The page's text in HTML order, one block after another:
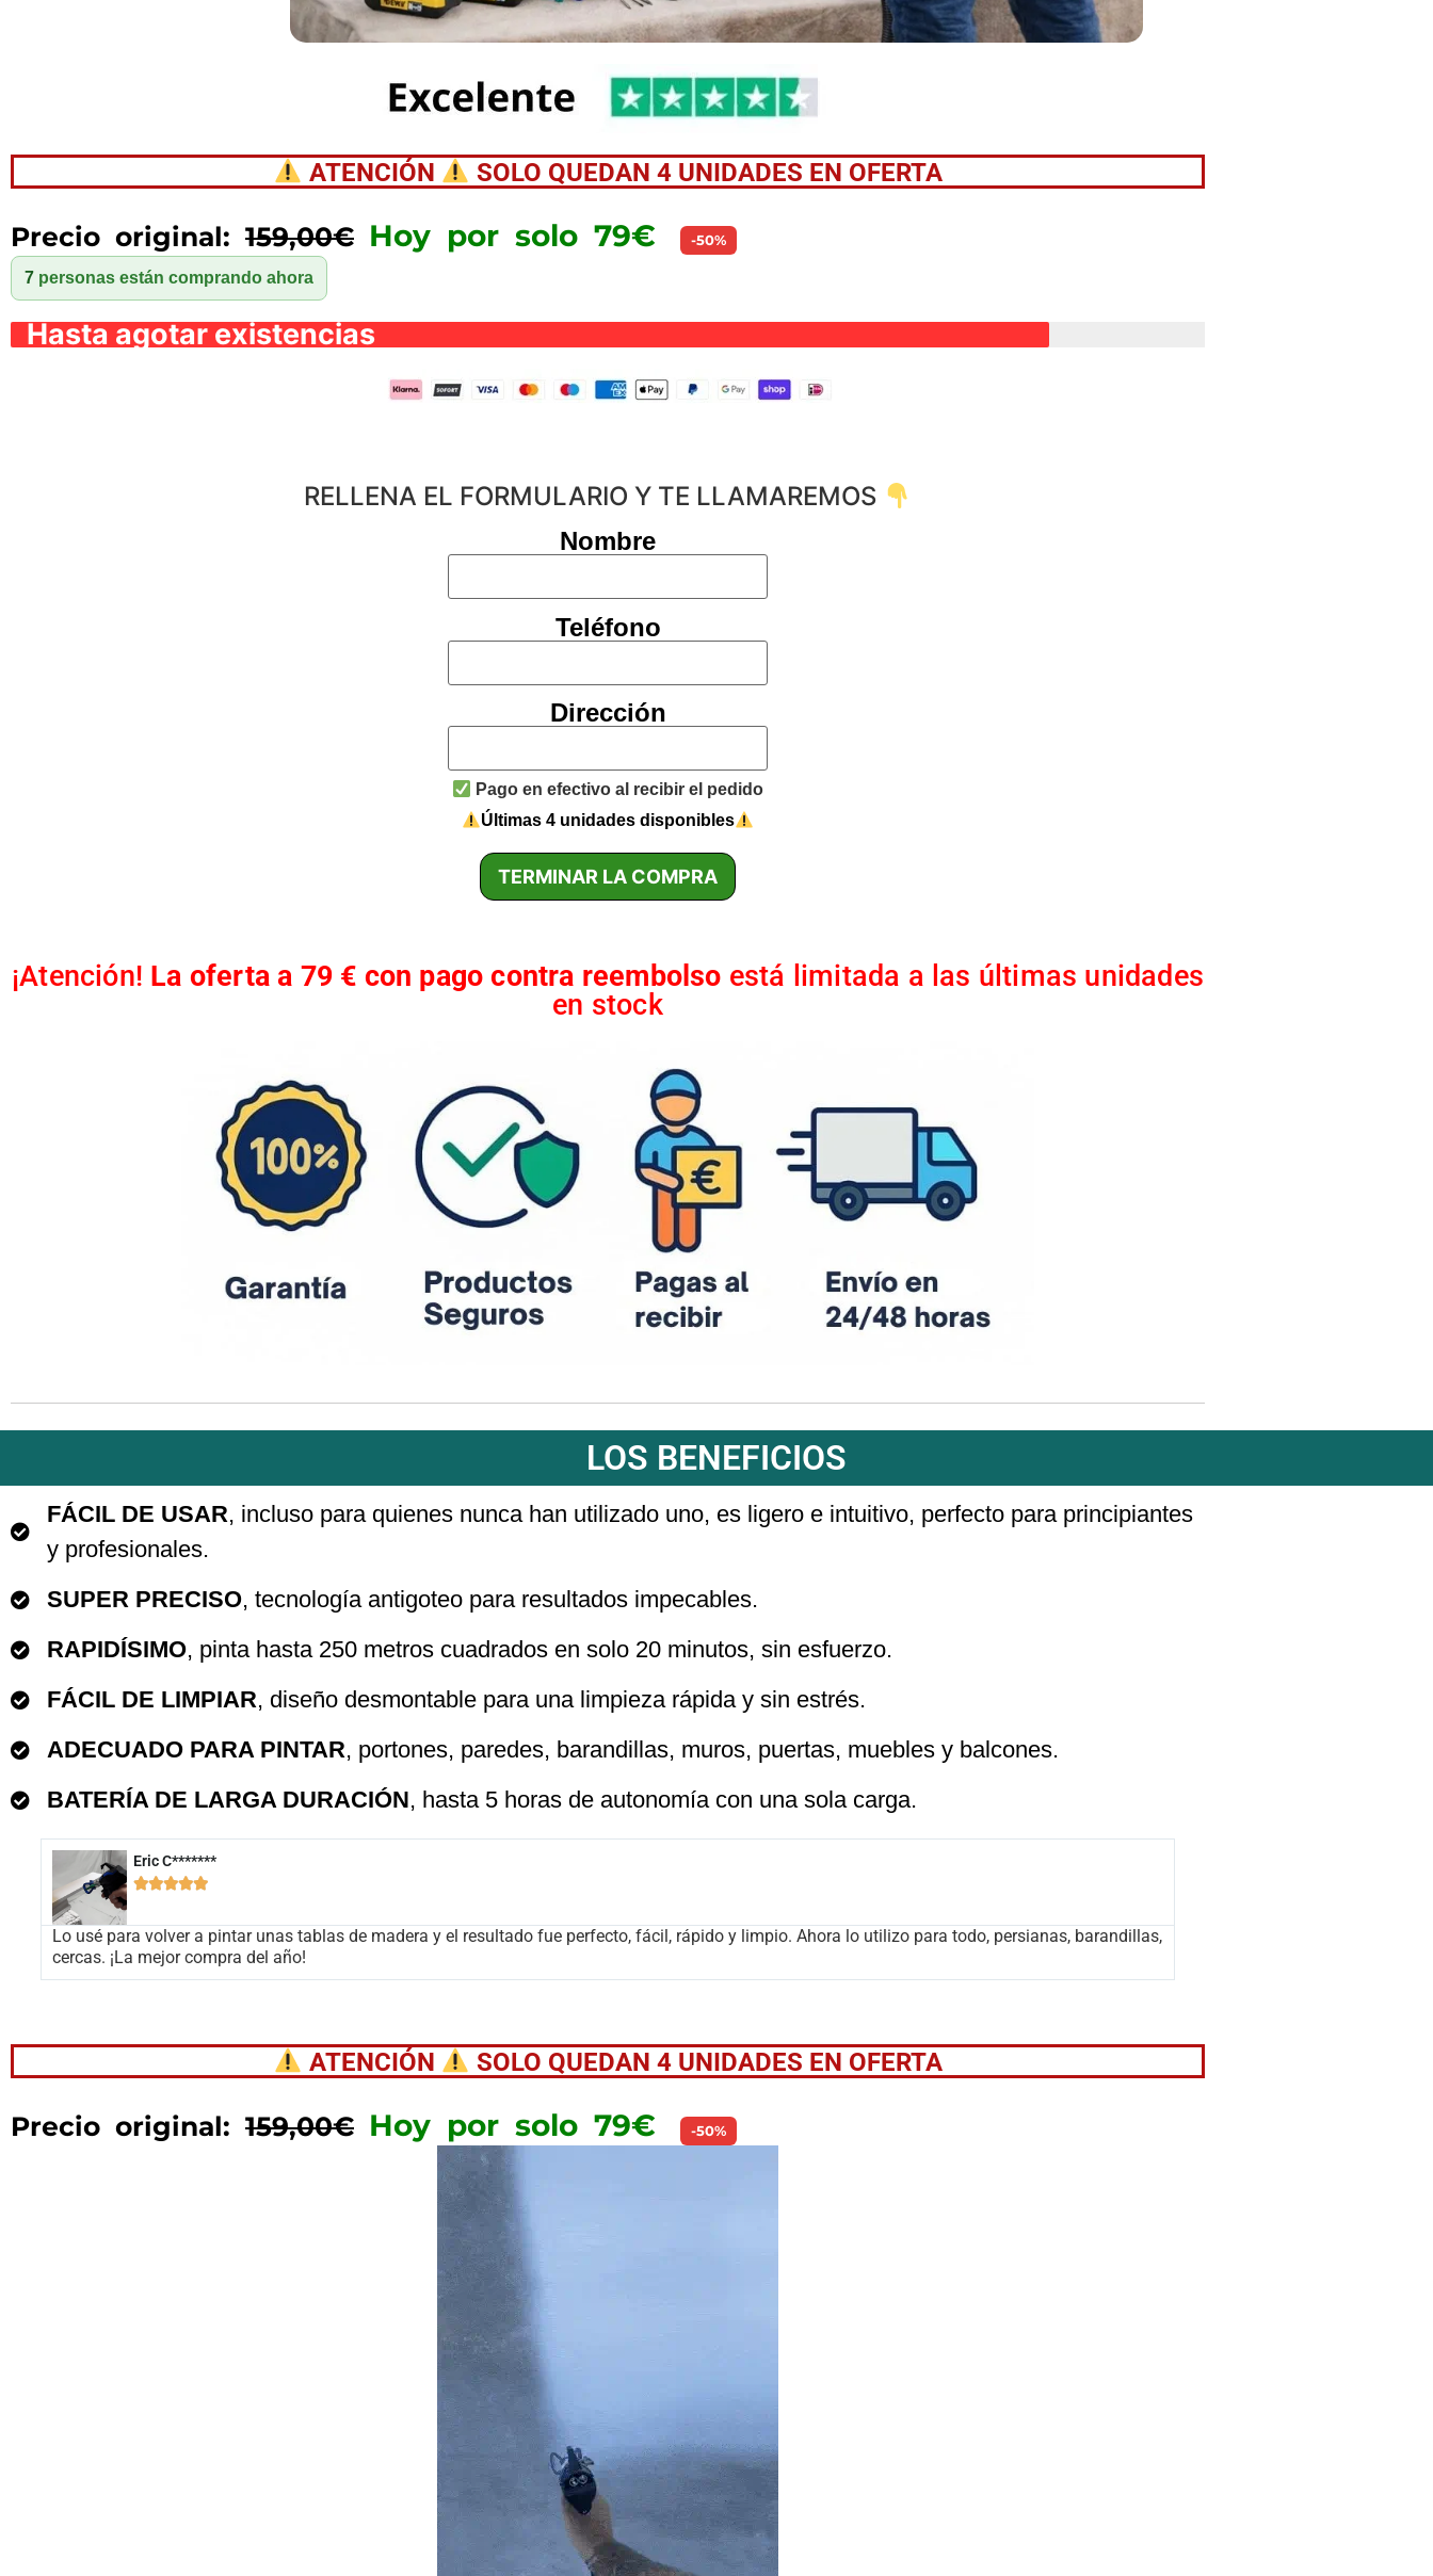
ATENCIÓN SOLO QUEDAN 4 UNIDADES EN OFERTA
Precio original: 159,00€ Hoy por solo 79€ -50%
7 personas están comprando ahora
Hasta agotar existencias
RELLENA EL FORMULARIO Y TE LLAMAREMOS
Nombre
Teléfono
Dirección
Pago en efectivo al recibir el pedido
Últimas 4 unidades disponibles
TERMINAR LA COMPRA
¡Atención! La oferta a 79 € con pago contra reembolso está limitada a las últimas unidades
en stock
LOS BENEFICIOS
FÁCIL DE USAR, incluso para quienes nunca han utilizado uno, es ligero e intuitivo, perfecto para principiantes
y profesionales.
SUPER PRECISO, tecnología antigoteo para resultados impecables.
RAPIDÍSIMO, pinta hasta 250 metros cuadrados en solo 20 minutos, sin esfuerzo.
FÁCIL DE LIMPIAR, diseño desmontable para una limpieza rápida y sin estrés.
ADECUADO PARA PINTAR, portones, paredes, barandillas, muros, puertas, muebles y balcones.
BATERÍA DE LARGA DURACIÓN, hasta 5 horas de autonomía con una sola carga.
Eric C*******

Lo usé para volver a pintar unas tablas de madera y el resultado fue perfecto, fácil, rápido y limpio. Ahora lo utilizo para todo, persianas, barandillas,
cercas. ¡La mejor compra del año!
ATENCIÓN SOLO QUEDAN 4 UNIDADES EN OFERTA
Precio original: 159,00€ Hoy por solo 79€ -50%